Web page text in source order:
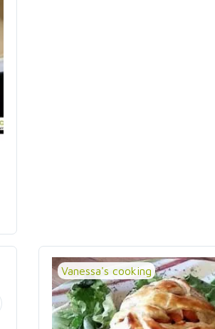
Vanessa's cooking